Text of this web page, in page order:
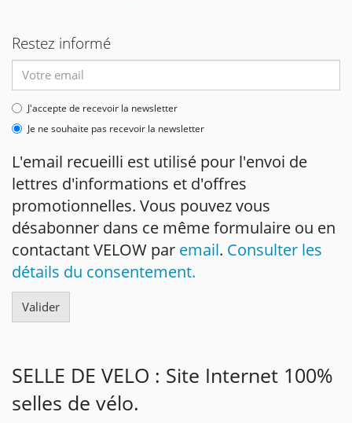
Restez informé
Adresse
email
J'accepte de recevoir la newsletter
Je ne souhaite pas recevoir la newsletter
L'email recueilli est utilisé pour l'envoi de
lettres d'informations et d'offres
promotionnelles. Vous pouvez vous
désabonner dans ce même formulaire ou en
contactant VELOW par email. Consulter les
détails du consentement.
SELLE DE VELO : Site Internet 100%
selles de vélo.